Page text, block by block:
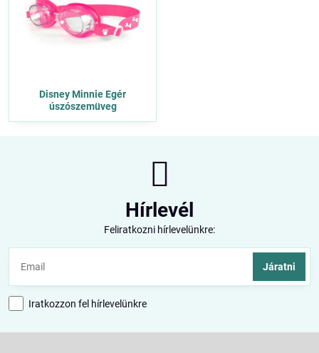
Disney Minnie Egér
úszószemüveg
Hírlevél
Feliratkozni hírlevelünkre:
Járatni
Iratkozzon fel hírlevelünkre